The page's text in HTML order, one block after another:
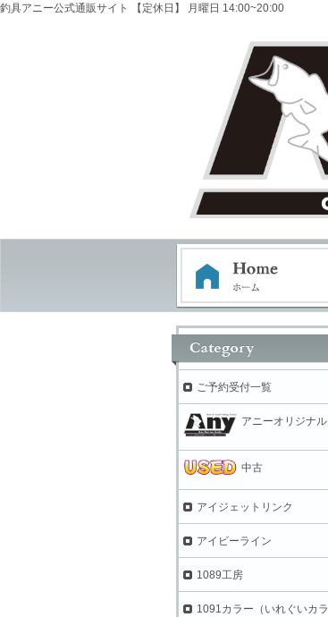
釣具アニー公式通販サイト 【定休日】 月曜日 14:00~20:00
ご予約受付一覧
アニーオリジナル
中古
アイジェットリンク
アイビーライン
1089工房
1091カラー（いれぐいカラ